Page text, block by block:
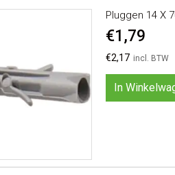
Pluggen 14 X
€2,17
€1,79
In